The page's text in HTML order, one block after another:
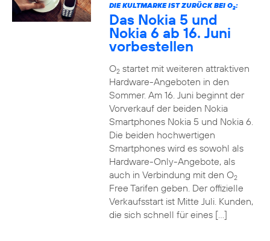
DIE KULTMARKE IST ZURÜCK BEI O2:
Das Nokia 5 und
Nokia 6 ab 16. Juni
vorbestellen
O2startet mit weiteren attraktiven
Hardware-Angeboten in den
Sommer. Am 16. Juni beginnt der
Vorverkauf der beiden Nokia
Smartphones Nokia 5 und Nokia 6.
Die beiden hochwertigen
Smartphones wird es sowohl als
Hardware-Only-Angebote, als
auch in Verbindung mit den O2
Free Tarifen geben. Der offizielle
Verkaufsstart ist Mitte Juli. Kunden,
die sich schnell für eines […]